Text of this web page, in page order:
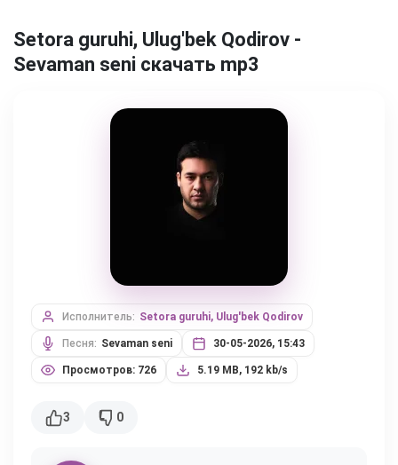
Setora guruhi, Ulug'bek Qodirov -
Sevaman seni скачать mp3
Исполнитель: Setora guruhi, Ulug'bek Qodirov
Песня: Sevaman seni 30-05-2026, 15:43
Просмотров: 726 5.19 MB, 192 kb/s
3 0